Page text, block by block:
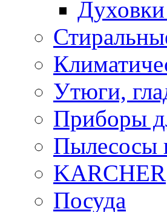
Утюги,
Приборы
Пылесосы
KARCHER
Посуда